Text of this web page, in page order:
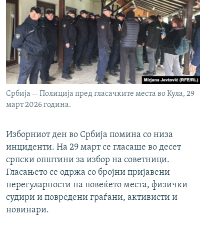
Србија -- Полиција пред гласачките места во Кула, 29
март 2026 година.
Изборниот ден во Србија помина со низа
инциденти. На 29 март се гласаше во десет
српски општини за избор на советници.
Гласањето се одржа со бројни пријавени
нерегуларности на повеќето места, физички
судири и повредени граѓани, активисти и
новинари.